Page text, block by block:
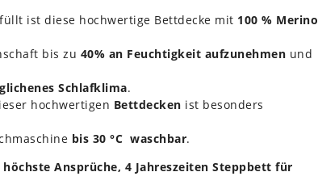
ist diese hochwertige Bettdecke mit 100 % Merino
bis zu 40% an Feuchtigkeit aufzunehmen und
Schlafklima.
hochwertigen Bettdecken ist besonders
bis 30 °C waschbar.
Ansprüche, 4 Jahreszeiten Steppbett für